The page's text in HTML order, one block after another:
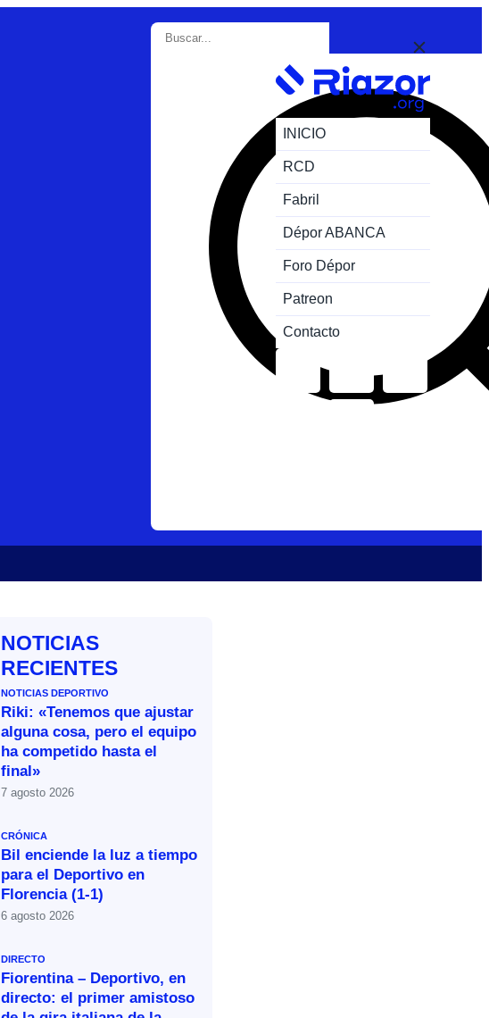
INICIO
RCD
Fabril
Dépor ABANCA
Foro Dépor
Patreon
Contacto
NOTICIAS
RECIENTES
NOTICIAS DEPORTIVO
Riki: «Tenemos que ajustar
alguna cosa, pero el equipo
ha competido hasta el
final»
7 agosto 2026
CRÓNICA
Bil enciende la luz a tiempo
para el Deportivo en
Florencia (1-1)
6 agosto 2026
DIRECTO
Fiorentina – Deportivo, en
directo: el primer amistoso